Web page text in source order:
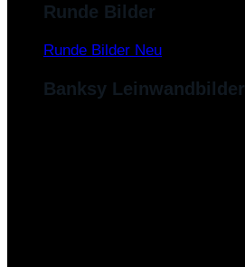
Runde Bilder
Runde Bilder
Banksy Leinwandbilder